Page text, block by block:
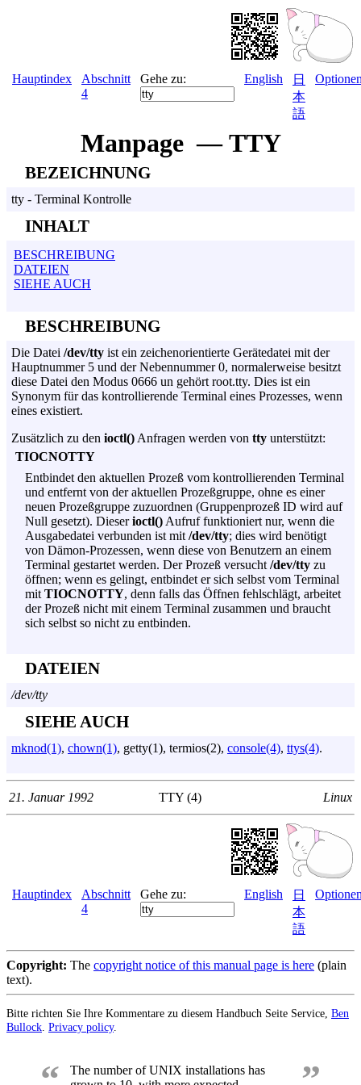
Hauptindex
Abschnitt
4
Gehe zu: English
日
本
語
Manpage — TTY
BEZEICHNUNG
tty - Terminal Kontrolle
INHALT
BESCHREIBUNG
DATEIEN
SIEHE AUCH
BESCHREIBUNG
Die Datei /dev/tty ist ein zeichenorientierte Gerätedatei mit der
Hauptnummer 5 und der Nebennummer 0, normalerweise besitzt
diese Datei den Modus 0666 un gehört root.tty. Dies ist ein
Synonym für das kontrollierende Terminal eines Prozesses, wenn
eines existiert.
Zusätzlich zu den ioctl() Anfragen werden von tty unterstützt:
TIOCNOTTY
Entbindet den aktuellen Prozeß vom kontrollierenden Terminal
und entfernt von der aktuellen Prozeßgruppe, ohne es einer
neuen Prozeßgruppe zuzuordnen (Gruppenprozeß ID wird auf
Null gesetzt). Dieserioctl() Aufruf funktioniert nur, wenn die
Ausgabedatei verbunden ist mit /dev/tty; dies wird benötigt
von Dämon-Prozessen, wenn diese von Benutzern an einem
Terminal gestartet werden. Der Prozeß versucht /dev/tty zu
öffnen; wenn es gelingt, entbindet er sich selbst vom Terminal
mit TIOCNOTTY, denn falls das Öffnen fehlschlägt, arbeitet
der Prozeß nicht mit einem Terminal zusammen und braucht
sich selbst so nicht zu entbinden.
DATEIEN
/dev/tty
SIEHE AUCH
mknod(1), chown(1), getty(1), termios(2), console(4), ttys(4).
21. Januar 1992 TTY (4) Linux
Hauptindex
Abschnitt
4
Gehe zu: English
日
本
語
Copyright: The copyright notice of this manual page is here (plain
text).
Bitte richten Sie Ihre Kommentare zu diesem Handbuch Seite Service, Ben
Bullock. Privacy policy.
The number of UNIX installations has